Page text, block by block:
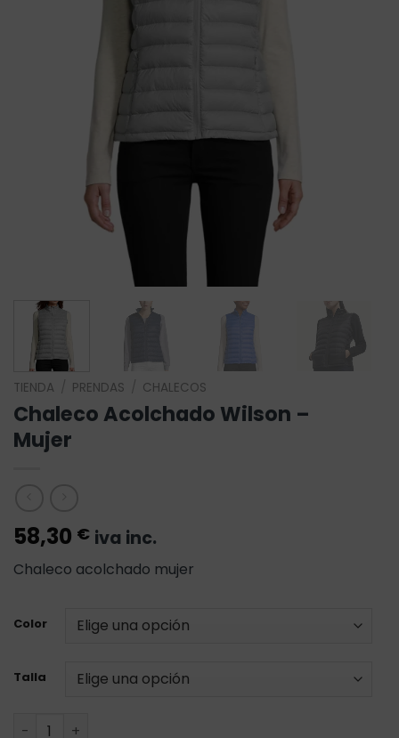
TIENDA PRENDAS CHALECOS
Chaleco Acolchado Wilson –
Mujer
58,30 € iva inc.
Chaleco acolchado mujer
Color
Talla
Chaleco Acolchado Wilson - Mujer cantidad